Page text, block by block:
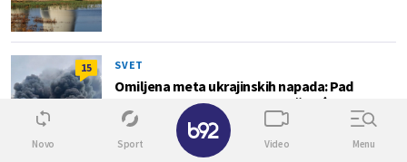
15 SVET
Omiljena meta ukrajinskih napada: Pad
giganta zadao bi Rusiji zastrašujući udarac
Novo Sport Video Menu
✕